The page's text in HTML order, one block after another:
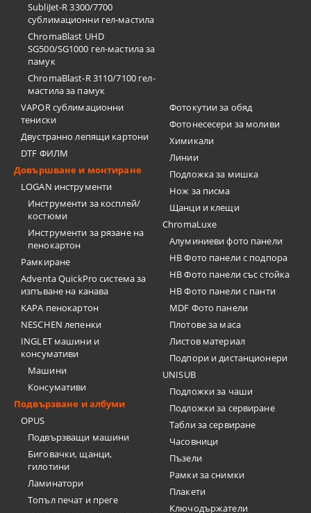
SubliJet-R 3300/7700
сублимационни гел-мастила
ChromaBlast UHD
SG500/SG1000 гел-мастила за
памук
ChromaBlast-R 3110/7100 гел-
мастила за памук
VAPOR сублимационни
тениски
Двустранно лепящи картони
DTF ФИЛМ
Довършване и монтиране
LOGAN инструменти
Инструменти за косплей/
костюми
Инструменти за рязане на
пенокартон
Рамкиране
Adventa QuickPro система за
изпъване на канава
KAPA пенокартон
NESCHEN лепенки
INGLET машини и
консумативи
Машини
Консумативи
Подвързване и албуми
OPUS
Подвързващи машини
Биговачки, щанци,
гилотини
Ламинатори
Топъл печат и преге
Фотокутии за обяд
Фотонесесери за моливи
Химикали
Линии
Подложка за мишка
Нож за писма
Щанци и клещи
ChromaLuxe
Алуминиеви фото панели
HB Фото панели с подпора
HB Фото панели със стойка
HB Фото панели с панти
MDF Фото панели
Плотове за маса
Листов материал
Подпори и дистанционери
UNISUB
Подложки за чаши
Подложки за сервиране
Табли за сервиране
Часовници
Пъзели
Рамки за снимки
Плакети
Ключодържатели